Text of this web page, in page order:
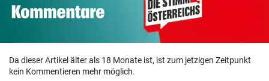
Da dieser Artikel älter als 18 Monate ist, ist zum jetzigen Zeitpunkt
kein Kommentieren mehr möglich.